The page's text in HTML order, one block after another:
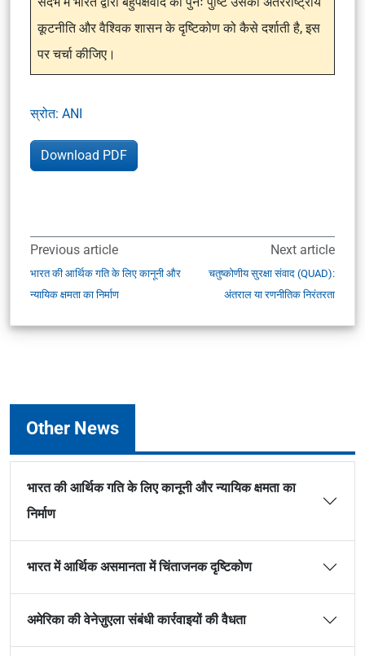
कूटनीति और वैश्विक शासन के दृष्टिकोण को कैसे दर्शाती है, इस
पर चर्चा कीजिए।
स्रोत: ANI
Download PDF
Previous article
भारत की आर्थिक गति के लिए कानूनी और
न्यायिक क्षमता का निर्माण
Next article
चतुष्कोणीय सुरक्षा संवाद (QUAD):
अंतराल या रणनीतिक निरंतरता
Other News
भारत की आर्थिक गति के लिए कानूनी और न्यायिक क्षमता का
निर्माण
भारत में आर्थिक असमानता में चिंताजनक दृष्टिकोण
अमेरिका की वेनेज़ुएला संबंधी कार्रवाइयों की वैधता